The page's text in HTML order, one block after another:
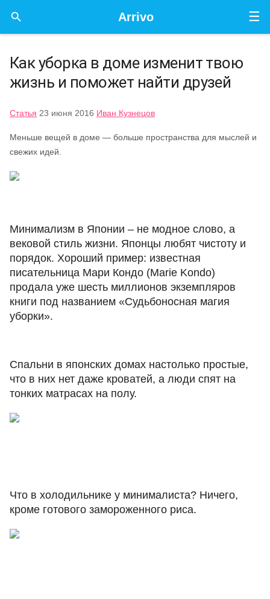
☰
Arrivo

Как уборка в доме изменит твою
жизнь и поможет найти друзей
Статья 23 июня 2016 Иван Кузнецов
Меньше вещей в доме — больше пространства для мыслей и
свежих идей.
Минимализм в Японии – не модное слово, а
вековой стиль жизни. Японцы любят чистоту и
порядок. Хороший пример: известная
писательница Мари Кондо (Marie Kondo)
продала уже шесть миллионов экземпляров
книги под названием «Судьбоносная магия
уборки».
Спальни в японских домах настолько простые,
что в них нет даже кроватей, а люди спят на
тонких матрасах на полу.
Что в холодильнике у минималиста? Ничего,
кроме готового замороженного риса.